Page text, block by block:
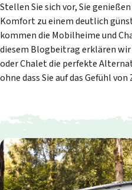
Stellen Sie sich vor, Sie
Komfort zu einem deutlich
kommen die Mobilheime und
diesem Blogbeitrag erklären
oder Chalet die perfekte
ohne dass Sie auf das Gefühl